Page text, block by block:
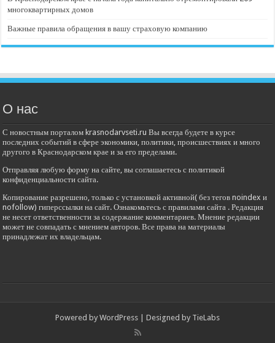
многоквартирных домов
Важные правила обращения в вашу страховую компанию
О нас
С новостным порталом krasnodarvseti.ru Вы всегда будете в курсе
последних событий в сфере экономики, политики, происшествиях и много
другого в Краснодарском крае и за его пределами.
Отправляя любую форму на сайте, вы соглашаетесь с политикой
конфиденциальности сайта.
Копирование разрешено, только с установкой активной( без тегов noindex и
nofollow) гиперссылки на сайт. Ознакомьтесь с правилами сайта . Редакция
не несет ответственности за содержание комментариев. Мнение редакции
может не совпадать с мнением авторов. Все права на материалы
принадлежат их владельцам.
Powered by WordPress | Designed by TieLabs